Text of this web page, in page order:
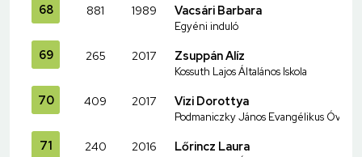
68 881 1989 Vacsári Barbara
Egyéni induló
69 265 2017 Zsuppán Alíz
Kossuth Lajos Általános Iskola
70 409 2017 Vizi Dorottya
Podmaniczky János Evangélikus Óvoda
71 240 2016 Lőrincz Laura